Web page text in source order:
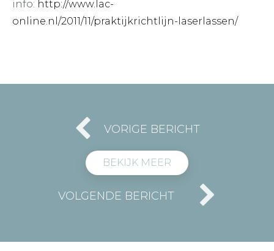
info: http://www.lac-
online.nl/2011/11/praktijkrichtlijn-laserlassen/
VORIGE BERICHT
BEKIJK MEER
VOLGENDE BERICHT